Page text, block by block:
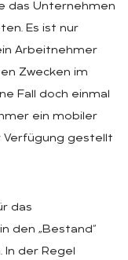
das Unternehmen
Es ist nur
Arbeitnehmer
Zwecken im
Fall doch einmal
ein mobiler
gestellt
das
den „Bestand“
der Regel